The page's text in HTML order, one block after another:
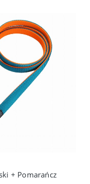
+ Pomarańcz